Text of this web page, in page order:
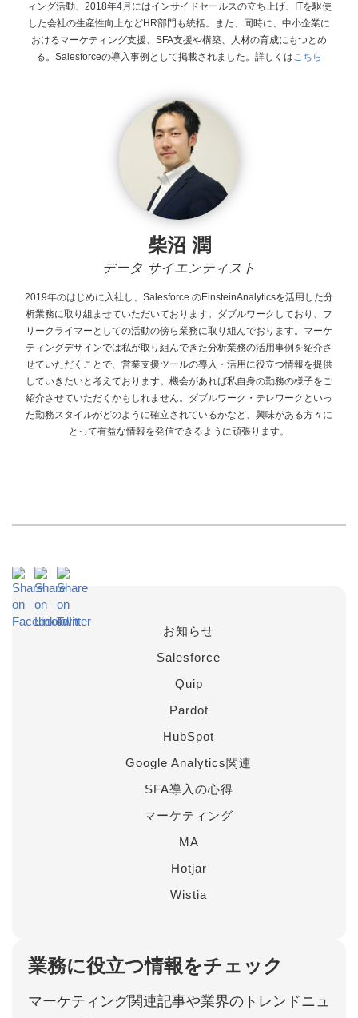
ィング活動、2018年4月にはインサイドセールスの立ち上げ、ITを駆使
した会社の生産性向上などHR部門も統括。また、同時に、中小企業に
おけるマーケティング支援、SFA支援や構築、人材の育成にもつとめ
る。Salesforceの導入事例として掲載されました。詳しくはこちら
柴沼 潤
データ サイエンティスト
2019年のはじめに入社し、Salesforce のEinsteinAnalyticsを活用した分
析業務に取り組ませていただいております。ダブルワークしており、フ
リークライマーとしての活動の傍ら業務に取り組んでおります。マーケ
ティングデザインでは私が取り組んできた分析業務の活用事例を紹介さ
せていただくことで、営業支援ツールの導入・活用に役立つ情報を提供
していきたいと考えております。機会があれば私自身の勤務の様子をご
紹介させていただくかもしれません。ダブルワーク・テレワークといっ
た勤務スタイルがどのように確立されているかなど、興味がある方々に
とって有益な情報を発信できるように頑張ります。
お知らせ
Salesforce
Quip
Pardot
HubSpot
Google Analytics関連
SFA導入の心得
マーケティング
MA
Hotjar
Wistia
業務に役立つ情報をチェック
マーケティング関連記事や業界のトレンドニュ